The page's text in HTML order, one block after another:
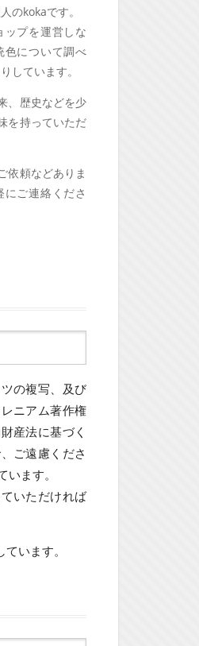
のkokaです。
ップを運営しな
色について調べ
しています。
、歴史などを少
を持っていただ
依頼などありま
にご連絡くださ
の複写、及び
ニアム著作権
産法に基づく
ご遠慮くださ
います。
いただければ
います。